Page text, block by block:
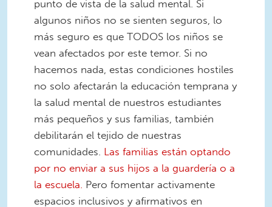
punto de vista de la salud mental. Si
algunos niños no se sienten seguros, lo
más seguro es que TODOS los niños se
vean afectados por este temor. Si no
hacemos nada, estas condiciones hostiles
no solo afectarán la educación temprana y
la salud mental de nuestros estudiantes
más pequeños y sus familias, también
debilitarán el tejido de nuestras
comunidades. Las familias están optando
por no enviar a sus hijos a la guardería o a
la escuela. Pero fomentar activamente
espacios inclusivos y afirmativos en